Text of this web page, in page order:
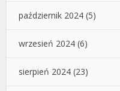
październik 2024 (5)
wrzesień 2024 (6)
sierpień 2024 (23)